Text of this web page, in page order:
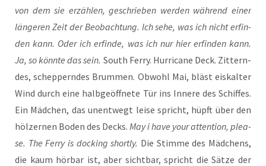
von dem sie erzäh­len, geschrie­ben wer­den wäh­rend einer
län­ge­ren Zeit der Beob­ach­tung. Ich sehe, was ich nicht erfin­
den kann. Oder ich erfin­de, was ich nur hier erfin­den kann.
Ja, so könn­te das sein. South Fer­ry. Hur­ri­ca­ne Deck. Zit­tern­
des, schep­pern­des Brum­men. Obwohl Mai, bläst eis­kal­ter
Wind durch eine halb­ge­öff­ne­te Tür ins Inne­re des Schif­fes.
Ein Mäd­chen, das unent­wegt lei­se spricht, hüpft über den
höl­zer­nen Boden des Decks. May i have your atten­ti­on, plea­
se. The Fer­ry is docking short­ly. Die Stim­me des Mäd­chens,
die kaum hör­bar ist, aber sicht­bar, spricht die Sät­ze der